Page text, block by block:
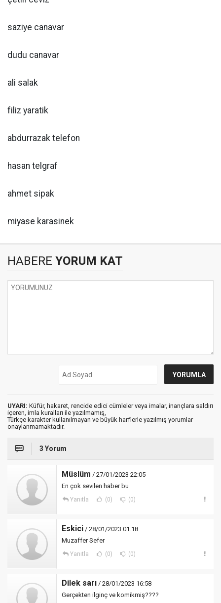
saziye canavar
dudu canavar
ali salak
filiz yaratik
abdurrazak telefon
hasan telgraf
ahmet sipak
miyase karasinek
HABERE YORUM KAT
UYARI: Küfür, hakaret, rencide edici cümleler veya imalar, inançlara saldırı
içeren, imla kuralları ile yazılmamış,
Türkçe karakter kullanılmayan ve büyük harflerle yazılmış yorumlar
onaylanmamaktadır.
3 Yorum
Müslüm / 27/01/2023 22:05
En çok sevilen haber bu
Yanıtla (0) (0)
Eskici / 28/01/2023 01:18
Muzaffer Sefer
Yanıtla (0) (0)
Dilek sarı / 28/01/2023 16:58
Gerçekten ilginç ve komikmiş????